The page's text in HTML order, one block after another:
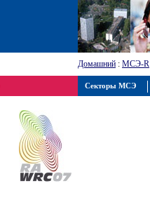
Домашний : МСЭ-R
Секторы МСЭ